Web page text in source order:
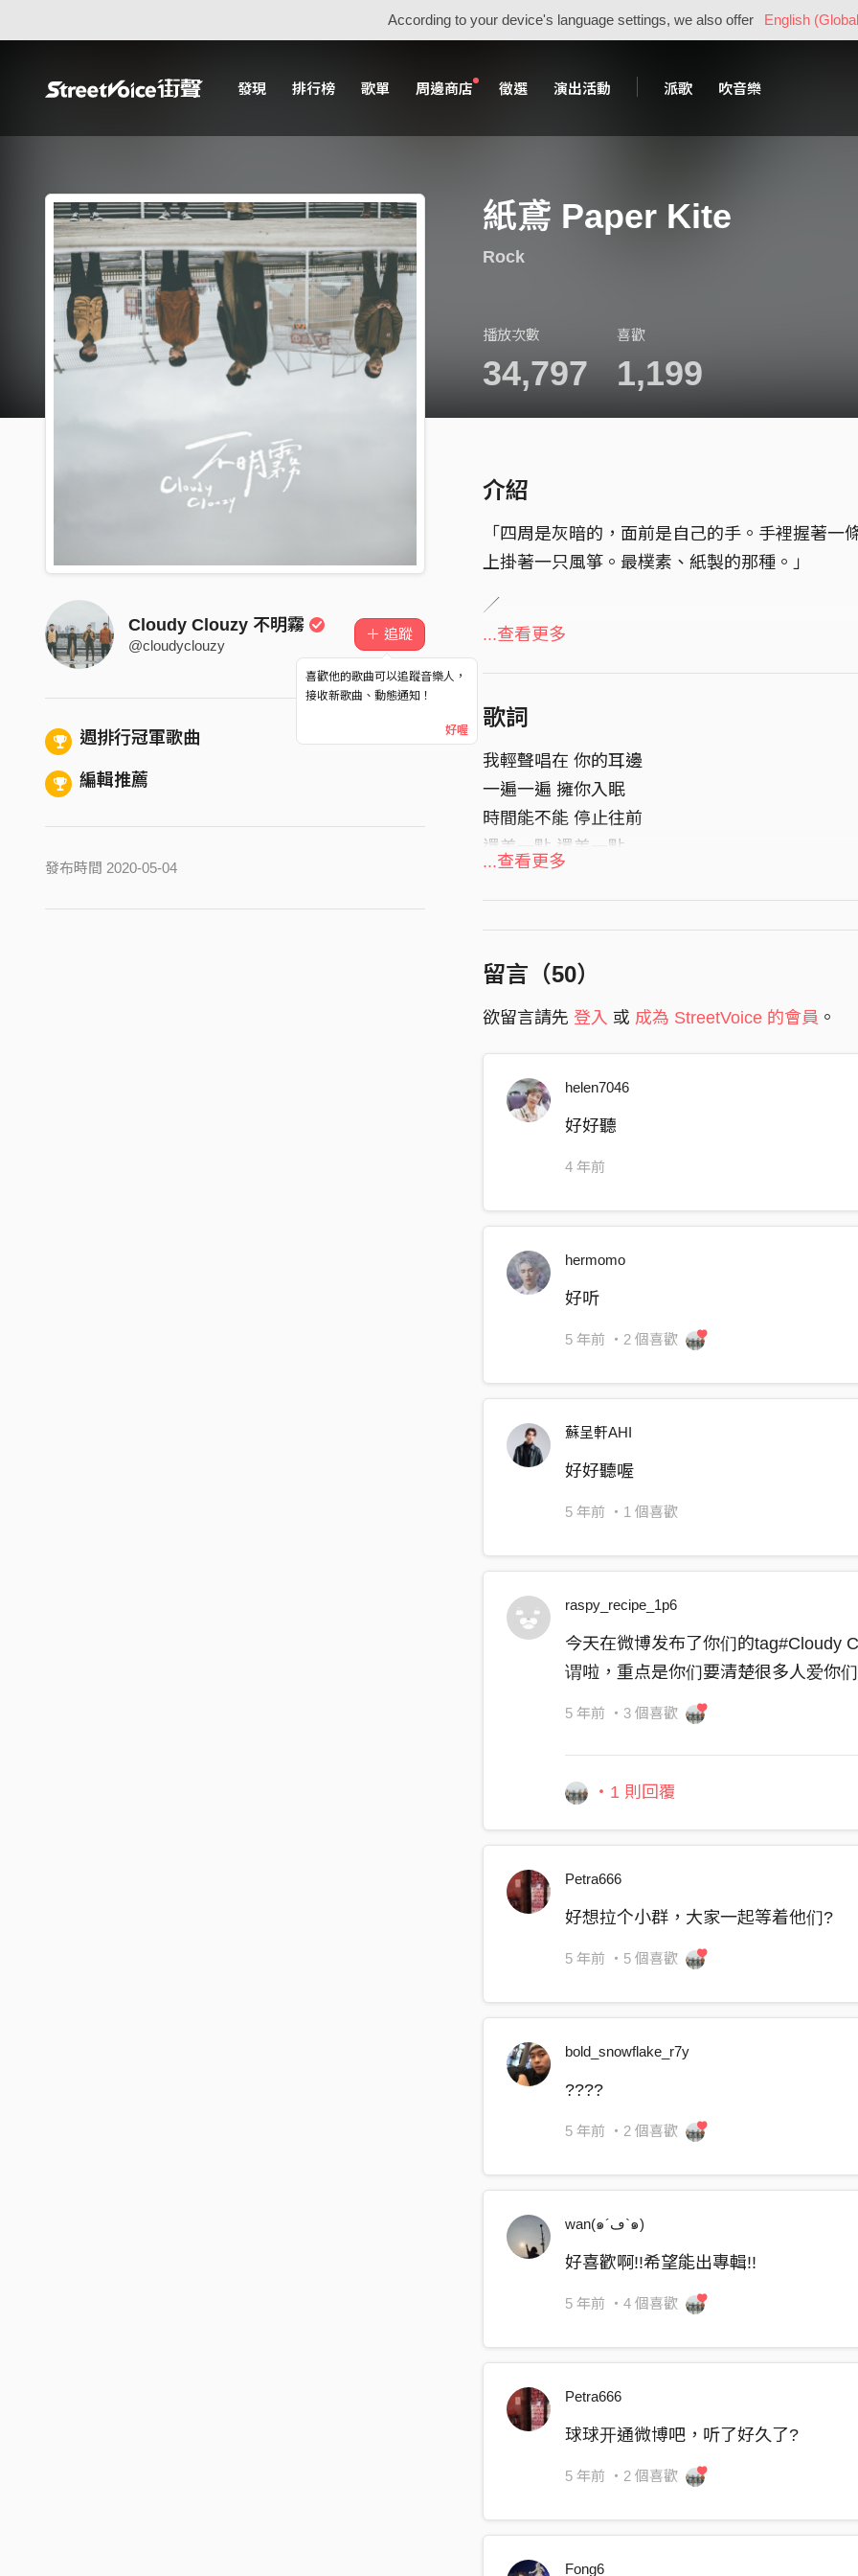
According to your device's language settings, we also offer English
發現 排行榜 歌單 周邊商店 徵選 演出活動 派歌 吹音樂
紙鳶 Paper Kite
Rock
播放次數
34,797
喜歡
1,199
Cloudy Clouzy 不明霧
@cloudyclouzy
＋ 追蹤
喜歡他的歌曲可以追蹤音樂人，
接收新歌曲、動態通知！
好喔
週排行冠軍歌曲
編輯推薦
發布時間 2020-05-04
介紹
「四周是灰暗的，面前是自己的手。手裡握著
上掛著一只風箏。最樸素、紙製的那種。」
／
唱一首歌，寫一篇小說。
／
不管你再怎麼掙扎，過往都是無法抹滅的事實。
-
詞 Lyricist｜倪子圳 Zih Zun Ni
曲 Composer｜倪子圳 Zih Zun Ni
電吉他 Electric Guitar｜林靖崴 Jing Wei Lin、倪
貝斯 Bass｜林靖崴 Jing Wei Lin
鋼琴 Piano｜謝 萱 Hsuan Hsieh
爵士鼓 Drums｜黃 耘 Yun Huang
合聲 Backing Vocal｜王立昀 Bibi Wang
配唱指導 Vocal Coach｜王立昀 Bibi Wang
指導老師 Advisor｜侯志堅 Chris Hou、黃中岳
混音＆母帶後期工程師 Mixing & Mastering
混音＆母帶後期錄音室 Mixing & Mastering
特別感謝 Special Thanks｜佐藤飛、黃 耘、
字體設計 Font Design｜劉力瑜 Li Yu Liu
攝影師 Photographer｜蔡慶韋 Willfix
YouTube：
https://reurl.cc/AqqbAp
Instagram：
https://www.instagram.com/cloudyclouzy/
...查看更多
歌詞
我輕聲唱在 你的耳邊
一遍一遍 擁你入眠
時間能不能 停止往前
還差一點 還差一點
綁在過去無法脫離的線
你要往哪飛
果真會走遠 只是時間
你的心願 將你告別
還剩一點 還剩一點
我只能自顧自心碎
看不斷遠走的紙鳶
曳著手裡只能放遠的線
你要往哪飛
你能往哪飛
...查看更多
留言（50）
欲留言請先 登入 或 成為 StreetVoice 的會員 。
helen7046
好好聽
4 年前
hermomo
好听
5 年前 ・2 個喜歡
蘇呈軒AHI
好好聽喔
5 年前 ・1 個喜歡
raspy_recipe_1p6
今天在微博发布了你们的tag#Cloudy
谓啦，重点是你们要清楚很多人爱你们
5 年前 ・3 個喜歡
・1 則回覆
Petra666
好想拉个小群，大家一起等着他们?
5 年前 ・5 個喜歡
bold_snowflake_r7y
????
5 年前 ・2 個喜歡
wan(๑´ڡ`๑)
好喜歡啊!!希望能出專輯!!
5 年前 ・4 個喜歡
Petra666
球球开通微博吧，听了好久了?
5 年前 ・2 個喜歡
Fong6